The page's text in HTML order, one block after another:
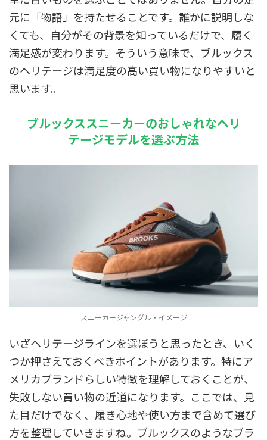
元に「物語」を持たせることです。誰かに説明しな
くても、自分がその背景を知っているだけで、履く
満足感が変わります。そういう意味で、ブルックス
のヘリテージは満足度の高い買い物になりやすいと
思います。
ブルックススニーカーのおしゃれなヘリ
テージモデルを選ぶ方法
スニーカージャングル・イメージ
いざヘリテージラインを選ぼうと思ったとき、いく
つか押さえておくべきポイントがあります。特にア
メリカブランドらしい特徴を理解しておくことが、
失敗しない買い物の近道になります。ここでは、見
た目だけでなく、履き心地や使い方まで含めて選び
方を整理していきますね。ブルックスのようなブラ